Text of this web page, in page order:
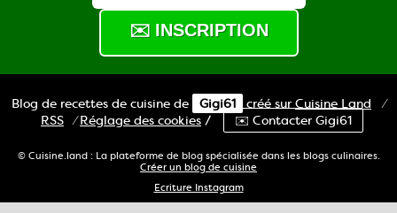
Blog de recettes de cuisine de Gigi61 créé sur Cuisine Land
⁄
RSS ⁄Réglage des cookies / ✉️ Contacter Gigi61
© Cuisine.land : La plateforme de blog spécialisée dans les blogs culinaires.
Créer un blog de cuisine
Ecriture Instagram